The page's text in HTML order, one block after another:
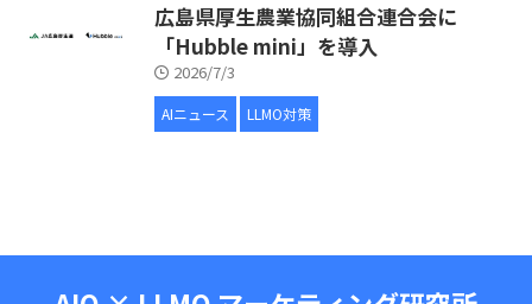
広島県厚生農業協同組合連合会に
「Hubble mini」を導入
2026/7/3
AIニュース LLMO対策